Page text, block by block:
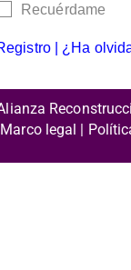
Recuérdame
| ¿Ha
legal |